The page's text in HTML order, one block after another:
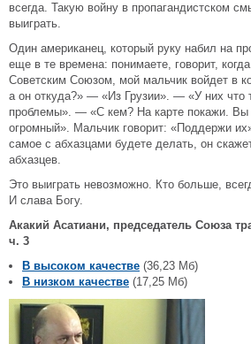
всегда. Такую войну в пропагандистском
выиграть.
Один американец, который руку набил на
еще в те времена: понимаете, говорит,
Советским Союзом, мой мальчик войдет в
а он откуда?» — «Из Грузии». — «У них что
проблемы». — «С кем? На карте покажи.
огромный». Мальчик говорит: «Поддержи
самое с абхазцами будете делать, он
абхазцев.
Это выиграть невозможно. Кто больше,
И слава Богу.
Акакий Асатиани, председатель Союза
ч. 3
В высоком качестве (36,23 Мб)
В низком качестве (17,25 Мб)